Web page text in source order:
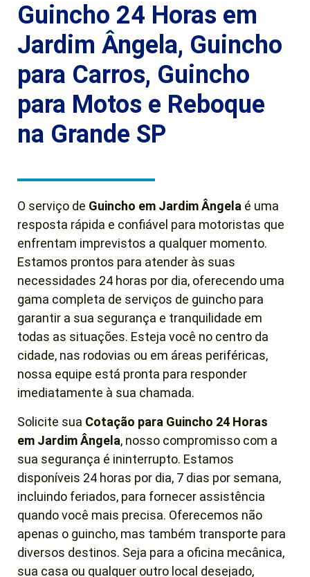
Guincho 24 Horas em
Jardim Ângela, Guincho
para Carros, Guincho
para Motos e Reboque
na Grande SP
O serviço de Guincho em Jardim Ângela é uma
resposta rápida e confiável para motoristas que
enfrentam imprevistos a qualquer momento.
Estamos prontos para atender às suas
necessidades 24 horas por dia, oferecendo uma
gama completa de serviços de guincho para
garantir a sua segurança e tranquilidade em
todas as situações. Esteja você no centro da
cidade, nas rodovias ou em áreas periféricas,
nossa equipe está pronta para responder
imediatamente à sua chamada.
Solicite sua Cotação para Guincho 24 Horas
em Jardim Ângela, nosso compromisso com a
sua segurança é ininterrupto. Estamos
disponíveis 24 horas por dia, 7 dias por semana,
incluindo feriados, para fornecer assistência
quando você mais precisa. Oferecemos não
apenas o guincho, mas também transporte para
diversos destinos. Seja para a oficina mecânica,
sua casa ou qualquer outro local desejado,